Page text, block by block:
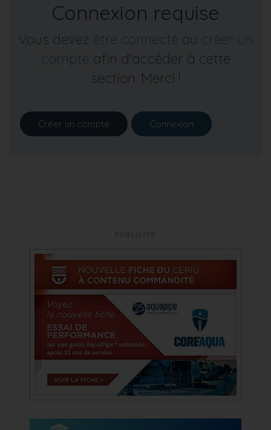
Connexion requise
Vous devez être connecté ou créer un
compte afin d'accéder à cette
section. Merci !
Créer un compte Connexion